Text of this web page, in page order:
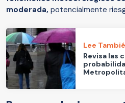
moderada, potencialmente
Lee
Revisa las